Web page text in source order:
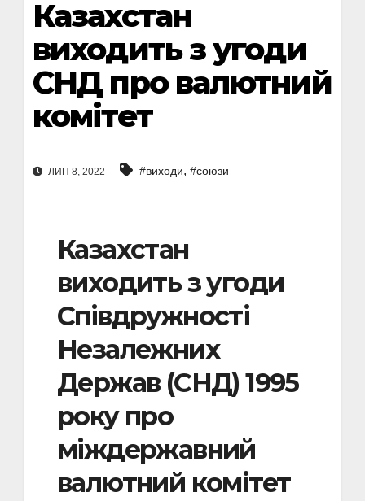
Казахстан
виходить з угоди
СНД про валютний
комітет
ЛИП 8, 2022 #виходи, #союзи
Казахстан
виходить з угоди
Співдружності
Незалежних
Держав (СНД) 1995
року про
міждержавний
валютний комітет